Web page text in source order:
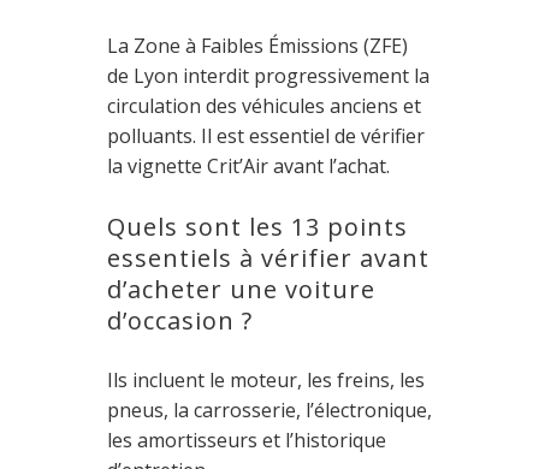
La Zone à Faibles Émissions (ZFE)
de Lyon interdit progressivement la
circulation des véhicules anciens et
polluants. Il est essentiel de vérifier
la vignette Crit’Air avant l’achat.
Quels sont les 13 points
essentiels à vérifier avant
d’acheter une voiture
d’occasion ?
Ils incluent le moteur, les freins, les
pneus, la carrosserie, l’électronique,
les amortisseurs et l’historique